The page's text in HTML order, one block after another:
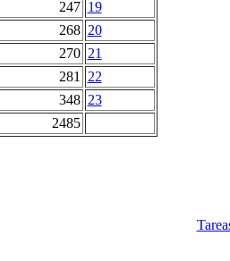
247 19
268 20
270 21
281
22
348 23
2485